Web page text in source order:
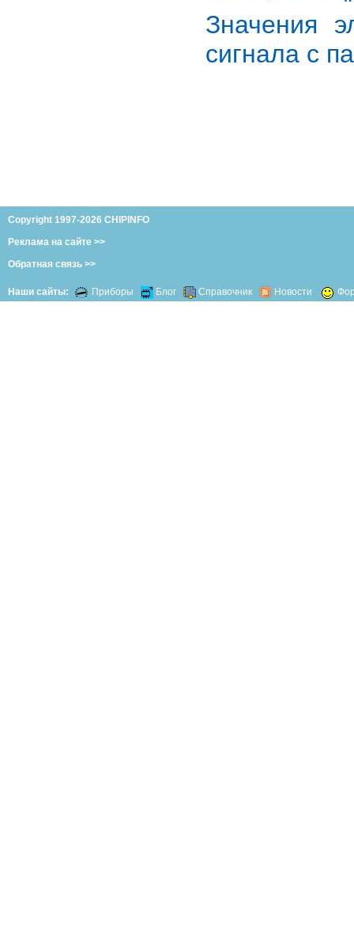
Значения
сигнала с
Copyright 1997-2026 CHIPINFO
Реклама на сайте >>
Обратная связь >>
Наши сайты: Приборы Блог Справочник Новости